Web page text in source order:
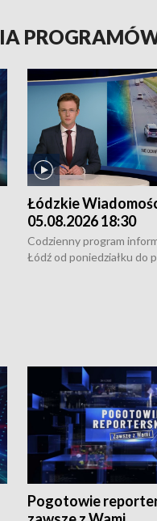
Łódzkie
05.08.2026 18:30
Codzienny program
Łódź od poniedziałku do
Pogotowie